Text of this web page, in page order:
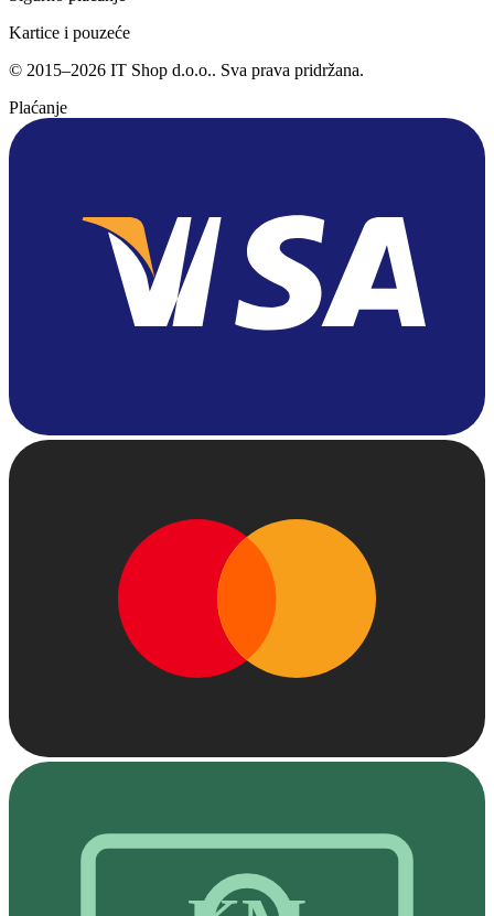
Kartice i pouzeće
© 2015–2026 IT Shop d.o.o.. Sva prava pridržana.
Plaćanje